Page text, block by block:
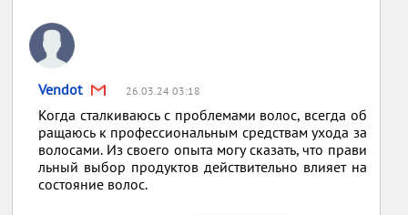
Vendot 26.03.24 03:18
Когда сталкиваюсь с проблемами волос, всегда об
ращаюсь к профессиональным средствам ухода за
волосами. Из своего опыта могу сказать, что прави
льный выбор продуктов действительно влияет на
состояние волос.